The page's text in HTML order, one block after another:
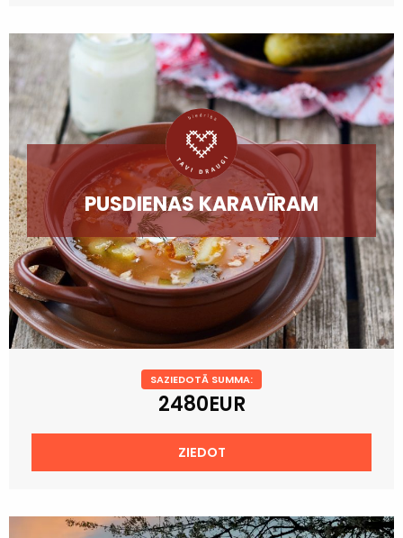
PUSDIENAS KARAVĪRAM
SAZIEDOTĀ SUMMA:
2480EUR
ZIEDOT